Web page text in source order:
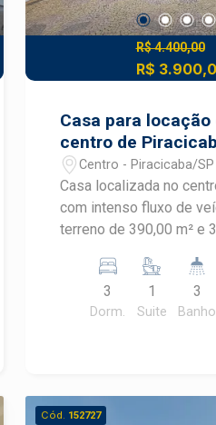
R$ 4.400,00
R$
Casa para locação
centro de
Centro - Piracicaba/SP
Casa localizada no
com intenso fluxo de veículos.
terreno de 390,00 m² e
de 02 ambientes
sala de TV, sala de jantar,
dormitórios sendo 01
3
Dorm.
1
Suite
3
Banho
Cód. 152727